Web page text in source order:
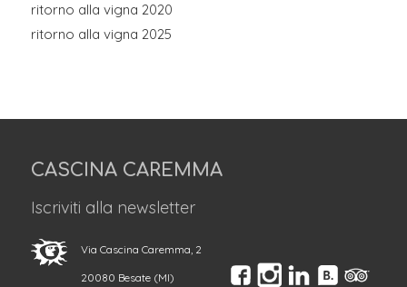
ritorno alla vigna 2020
ritorno alla vigna 2025
CASCINA CAREMMA
Iscriviti alla newsletter
Via Cascina Caremma, 2
20080 Besate (MI)